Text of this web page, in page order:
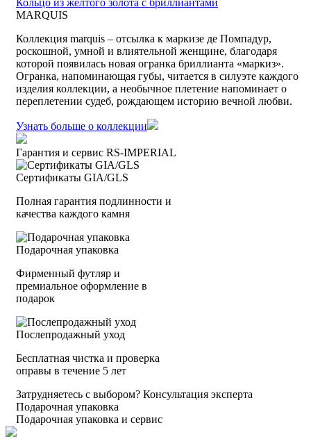
MARQUIS
Коллекция marquis – отсылка к маркизе де Помпадур,
роскошной, умной и влиятельной женщине, благодаря
которой появилась новая огранка бриллианта «маркиз».
Огранка, напоминающая губы, читается в силуэте каждого
изделия коллекции, а необычное плетение напоминает о
переплетении судеб, рождающем историю вечной любви.
Узнать больше о коллекции
Гарантия и сервис RS‑IMPERIAL
Сертификаты GIA/GLS
Полная гарантия подлинности и
качества каждого камня
Подарочная упаковка
Фирменный футляр и
премиальное оформление в
подарок
Послепродажный уход
Бесплатная чистка и проверка
оправы в течение 5 лет
Затрудняетесь с выбором? Консультация эксперта
Подарочная упаковка
Подарочная упаковка и сервис